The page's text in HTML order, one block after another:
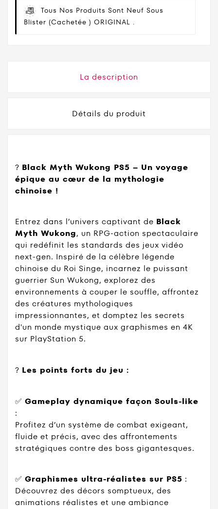
Tous Nos Produits Sont Neuf Sous
Blister (cachetée ) ORIGINAL .
La description
Détails du produit
? Black Myth Wukong PS5 – Un voyage
épique au cœur de la mythologie
chinoise !
Entrez dans l’univers captivant de Black
Myth Wukong, un RPG-action spectaculaire
qui redéfinit les standards des jeux vidéo
next-gen. Inspiré de la célèbre légende
chinoise du Roi Singe, incarnez le puissant
guerrier Sun Wukong, explorez des
environnements à couper le souffle, affrontez
des créatures mythologiques
impressionnantes, et domptez les secrets
d'un monde mystique aux graphismes en 4K
sur PlayStation 5.
? Les points forts du jeu :
✅ Gameplay dynamique façon Souls-like
:
Profitez d’un système de combat exigeant,
fluide et précis, avec des affrontements
stratégiques contre des boss gigantesques.
✅ Graphismes ultra-réalistes sur PS5 :
Découvrez des décors somptueux, des
animations réalistes et une ambiance